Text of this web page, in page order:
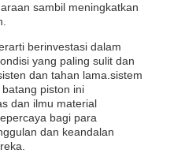
sambil meningkatkan
berinvestasi dalam
yang paling sulit dan
dan tahan lama.sistem
piston ini
dan ilmu material
bagi para
dan keandalan